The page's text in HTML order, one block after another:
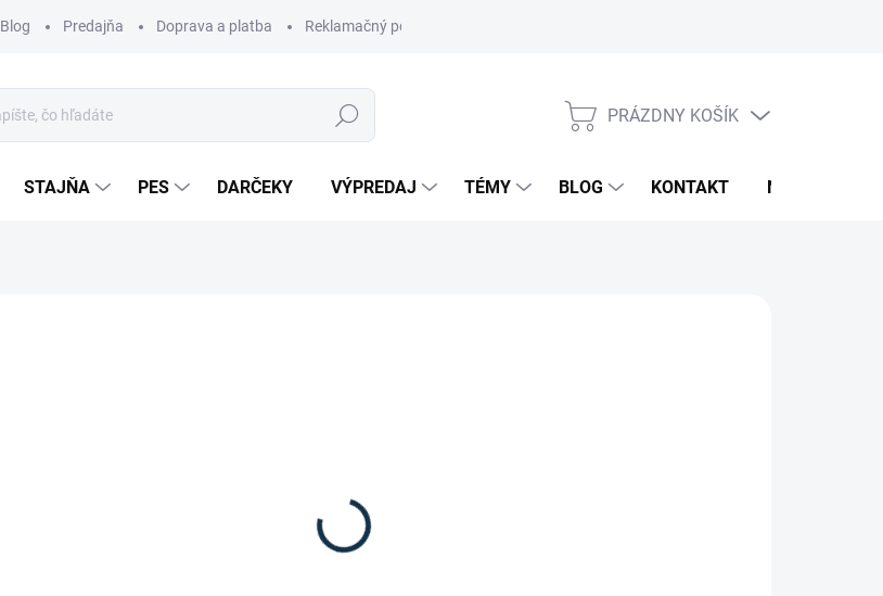
Blog Predajňa Doprava a platba Reklamačný poriadok
Hľadať
NÁKUPNÝ
PRÁZDNY KOŠÍK
STAJŇA PES DARČEKY VÝPREDAJ TÉMY BLOG KONTAKT NOVINKY